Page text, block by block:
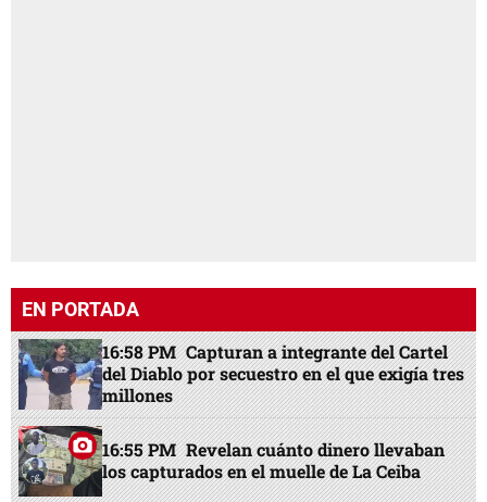
EN PORTADA
16:58 PM Capturan a integrante del Cartel
del Diablo por secuestro en el que exigía tres
millones
16:55 PM Revelan cuánto dinero llevaban
los capturados en el muelle de La Ceiba